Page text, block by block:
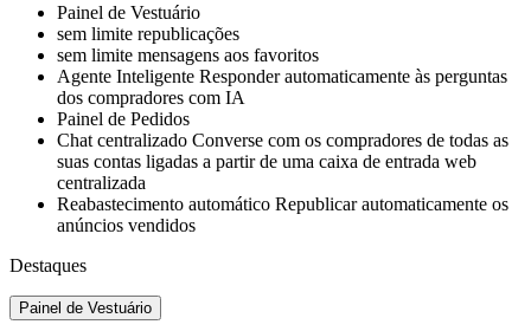
Painel de Vestuário
sem limite republicações
sem limite mensagens aos favoritos
Agente Inteligente Responder automaticamente às perguntas
dos compradores com IA
Painel de Pedidos
Chat centralizado Converse com os compradores de todas as
suas contas ligadas a partir de uma caixa de entrada web
centralizada
Reabastecimento automático Republicar automaticamente os
anúncios vendidos
Destaques
Painel de Vestuário